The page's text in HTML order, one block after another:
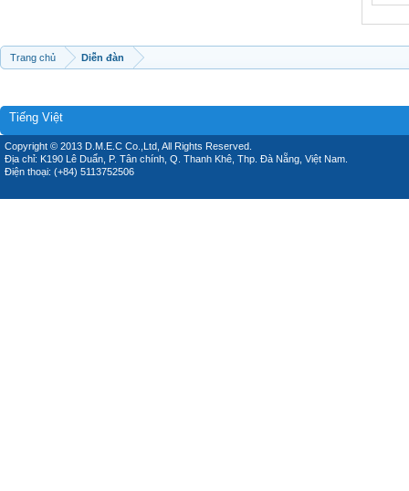
Trang chủ Diễn đàn
Tiếng Việt
Copyright © 2013 D.M.E.C Co.,Ltd, All Rights Reserved.
Địa chỉ: K190 Lê Duẩn, P. Tân chính, Q. Thanh Khê, Thp. Đà Nẵng, Việt Nam.
Điện thoại: (+84) 5113752506